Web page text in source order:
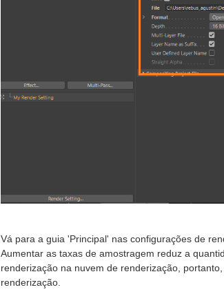
Vá para a guia 'Principal' nas configurações de
Aumentar as taxas de amostragem reduz a
renderização na nuvem de renderização,
renderização.